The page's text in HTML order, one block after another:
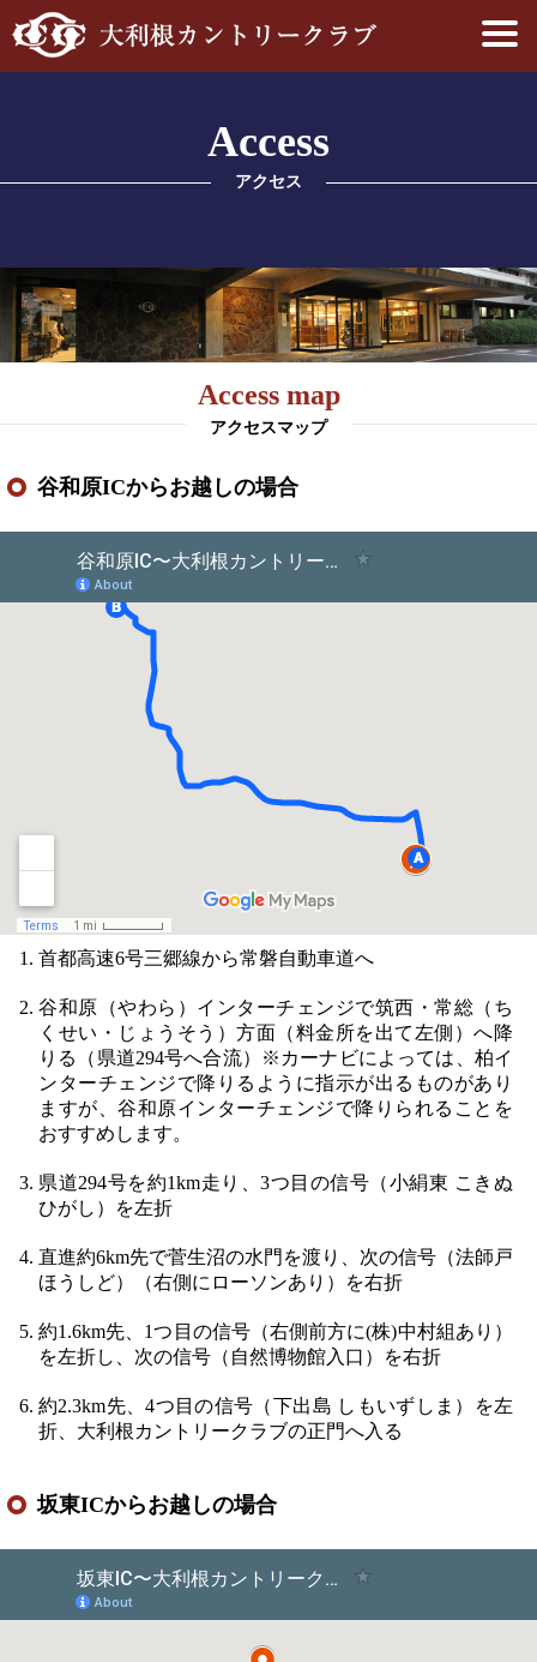
Access
アクセス
Access map
アクセスマップ
谷和原ICからお越しの場合
首都高速6号三郷線から常磐自動車道へ
谷和原（やわら）インターチェンジで筑西・常総（ち
くせい・じょうそう）方面（料金所を出て左側）へ降
りる（県道294号へ合流）※カーナビによっては、柏イ
ンターチェンジで降りるように指示が出るものがあり
ますが、谷和原インターチェンジで降りられることを
おすすめします。
県道294号を約1km走り、3つ目の信号（小絹東 こきぬ
ひがし）を左折
直進約6km先で菅生沼の水門を渡り、次の信号（法師戸
ほうしど）（右側にローソンあり）を右折
約1.6km先、1つ目の信号（右側前方に(株)中村組あり）
を左折し、次の信号（自然博物館入口）を右折
約2.3km先、4つ目の信号（下出島 しもいずしま）を左
折、大利根カントリークラブの正門へ入る
坂東ICからお越しの場合